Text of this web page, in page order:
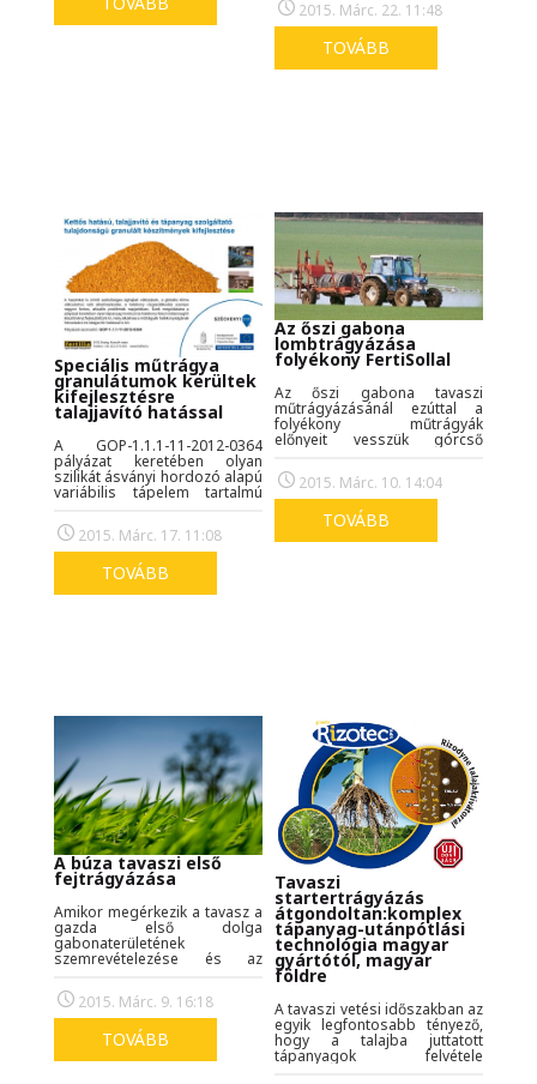
került beszerzésre, melyek a
Fertilia Kft.
megoldásokról térségükben.
A két termelő bemutatkozását
cikkünkben olvashatják!
2015. Márc. 22. 11:48
TOVÁBB
Speciális műtrágya
granulátumok kerültek
kifejlesztésre
talajjavító hatással
A GOP-1.1.1-11-2012-0364
pályázat keretében olyan
szilikát ásványi hordozó alapú
variábilis tápelem tartalmú
kerültek kifejlesztésre, melyek
alkalmasak a műtrágyák
hatékonyságának fokozására
és talajjavító hatással bírnak.
2015. Márc. 17. 11:08
TOVÁBB
Az őszi gabona
lombtrágyázása
folyékony FertiSollal
Az őszi gabona tavaszi
műtrágyázásánál ezúttal a
folyékony műtrágyák
előnyeit vesszük górcső
tavaszon probléma
lehet eltalálnunk az ideális
műtrágyázás időpontját
szilárd műtrágyák esetében. A
folyékony műtrágyák előnye
ezzel szemben az, hogy
2015. Márc. 10. 14:04
TOVÁBB
A búza tavaszi első
fejtrágyázása
Amikor megérkezik a tavasz a
gazda első dolga
gabonaterületének
szemrevételezése és az
figyelembe véve a
műtrágyaszórás idejének
meghatározása, de legalább
is körülbelüli megbecslése. A
gabona tavaszi
fejtrágyázásánál nagy
2015. Márc. 9. 16:18
TOVÁBB
Tavaszi
startertrágyázás
átgondoltan:komplex
tápanyag-utánpótlási
technológia magyar
gyártótól, magyar
földre
A tavaszi vetési időszakban az
egyik legfontosabb tényező,
hogy a talajba juttatott
tápanyagok felvétele